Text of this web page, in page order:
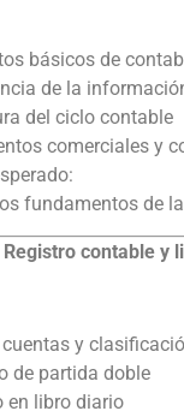
básicos de
de la
del ciclo contable
comerciales y
fundamentos de
contable y
y
de partida doble
en libro diario